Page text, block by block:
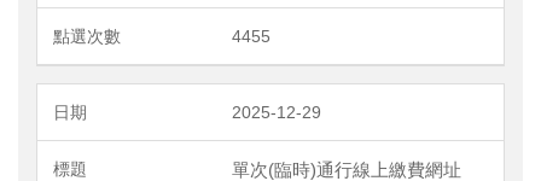
4455
2025-12-29
單次(臨時)通行線上繳費網址